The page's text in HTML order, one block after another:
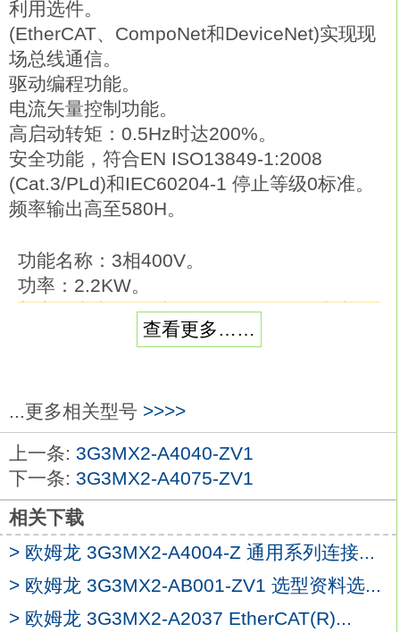
利用选件。
(EtherCAT、CompoNet和DeviceNet)实现现
场总线通信。
驱动编程功能。
电流矢量控制功能。
高启动转矩：0.5Hz时达200%。
安全功能，符合EN ISO13849-1:2008
(Cat.3/PLd)和IEC60204-1 停止等级0标准。
频率输出高至580H。
功能名称：3相400V。
功率：2.2KW。
额定输出电压：3相、380～480V(输出电压
无法过输入电压)。
ZV1。
外形尺寸(宽×高)：108×128mm。
外形尺寸(深)：170.5mm。
具备机械自动化理念3G3MX2-A4055-ZV1
定位功能。
利用选件。
(EtherCAT、CompoNet和DeviceNet)实现
现场总线通信。
驱动编程功能。
查看更多……
...更多相关型号 >>>>
上一条: 3G3MX2-A4040-ZV1
下一条: 3G3MX2-A4075-ZV1
相关下载
> 欧姆龙 3G3MX2-A4004-Z 通用系列连接...
> 欧姆龙 3G3MX2-AB001-ZV1 选型资料选...
> 欧姆龙 3G3MX2-A2037 EtherCAT(R)...